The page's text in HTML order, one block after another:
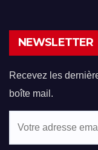
NEWSLETTER
Recevez les
boîte mail.